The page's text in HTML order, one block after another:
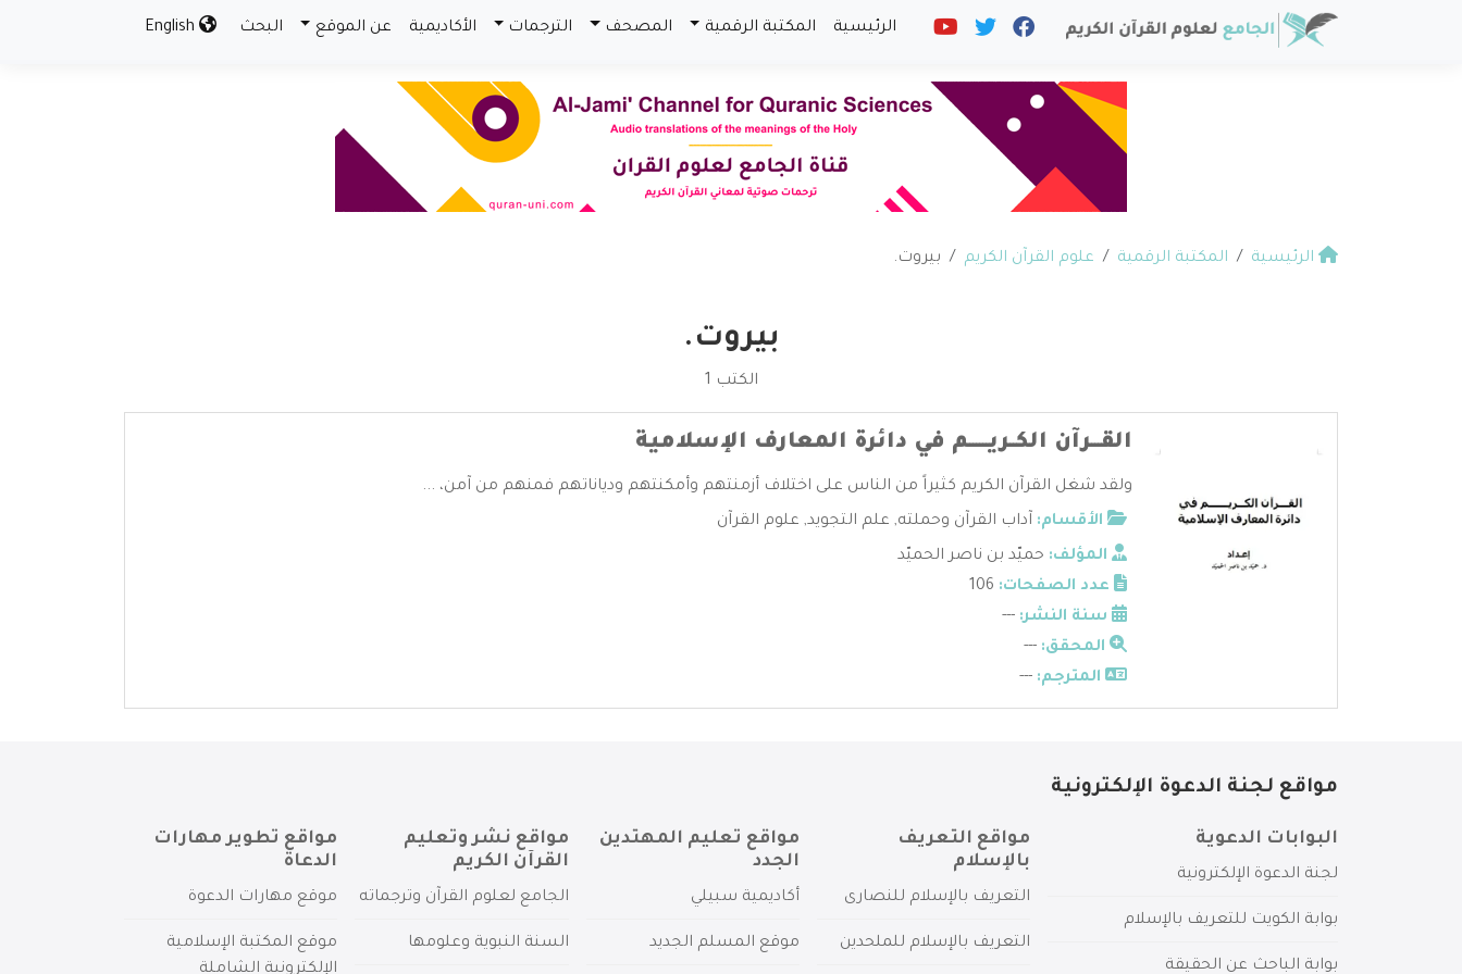
الرئيسية المكتبة الرقمية المصحف الترجمات الأكاديمية عن الموقع البحث
الرئيسية المكتبة الرقمية علوم القرآن الكريم بيروت.
بيروت.
الكتب 1
القـــرآن الكــريــــــم في دائرة المعارف الإسلامية
ولقد شغل القرآن الكريم كثيراً من الناس على اختلاف أزمنتهم وأمكنتهم ودياناتهم فمنهم من آمن، ...
الأقسام: آداب القرآن وحملته, علم التجويد, علوم القرآن
المؤلف: حميّد بن ناصر الحميّد
عدد الصفحات:
سنة النشر: ---
المحقق: ---
المترجم: ---
مواقع لجنة الدعوة الإلكترونية
البوابات الدعوية
لجنة الدعوة الإلكترونية
بوابة الكويت للتعريف بالإسلام
بوابة الباحث عن الحقيقة
مواقع التعريف
بالإسلام
التعريف بالإسلام للنصارى
التعريف بالإسلام للملحدين
مواقع تعليم المهتدين
الجدد
أكاديمية سبيلي
موقع المسلم الجديد
مواقع نشر وتعليم
القرآن الكريم
الجامع لعلوم القرآن وترجماته
السنة النبوية وعلومها
مواقع تطوير مهارات
الدعاة
موقع مهارات الدعوة
موقع المكتبة الإسلامية
الإلكترونية الشاملة